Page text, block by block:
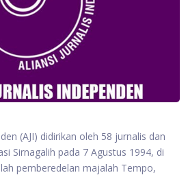
(AJI) didirikan oleh 58 jurnalis dan
Sirnagalih pada 7 Agustus 1994, di
pemberedelan majalah Tempo,